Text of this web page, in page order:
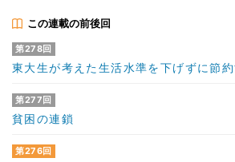
この連載の前後回
第278回
東大生が考えた生活水準を下げずに節
第277回
貧困の連鎖
第276回